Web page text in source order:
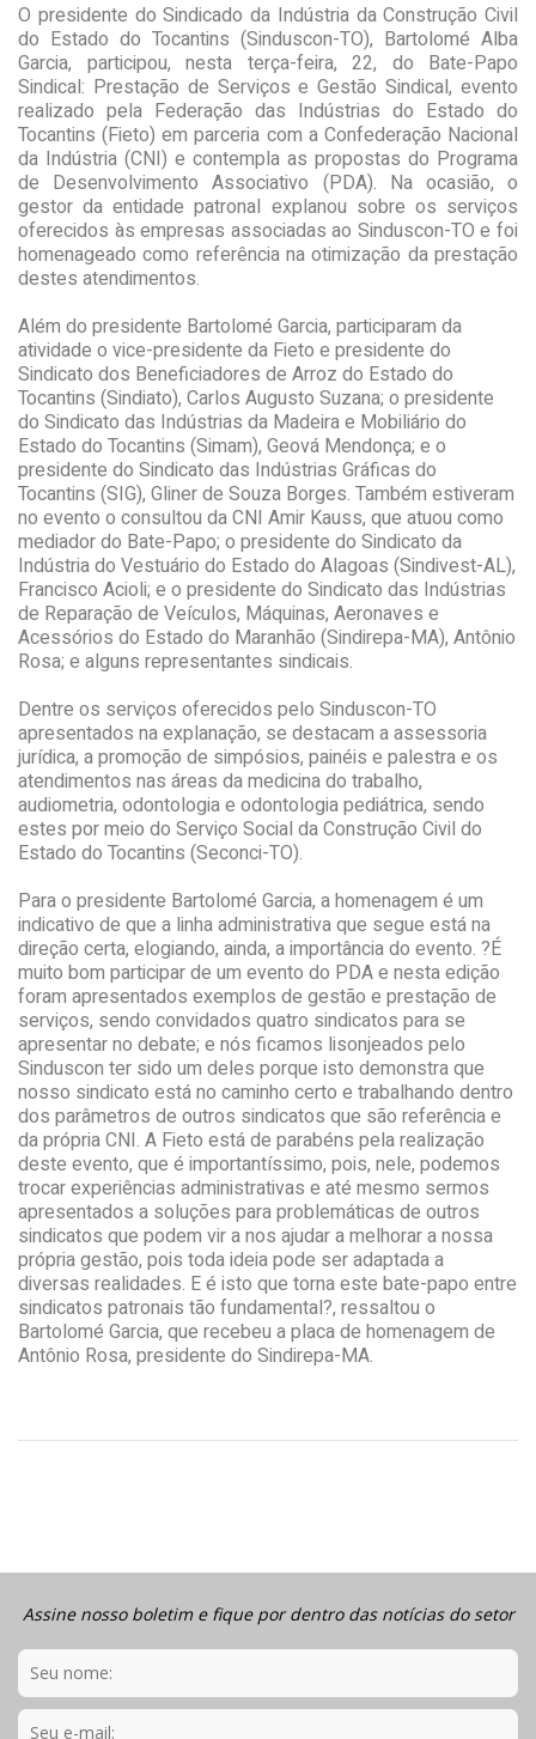
O presidente do Sindicado da Indústria da Construção Civil
do Estado do Tocantins (Sinduscon-TO), Bartolomé Alba
Garcia, participou, nesta terça-feira, 22, do Bate-Papo
Sindical: Prestação de Serviços e Gestão Sindical, evento
realizado pela Federação das Indústrias do Estado do
Tocantins (Fieto) em parceria com a Confederação Nacional
da Indústria (CNI) e contempla as propostas do Programa
de Desenvolvimento Associativo (PDA). Na ocasião, o
gestor da entidade patronal explanou sobre os serviços
oferecidos às empresas associadas ao Sinduscon-TO e foi
homenageado como referência na otimização da prestação
destes atendimentos.
Além do presidente Bartolomé Garcia, participaram da
atividade o vice-presidente da Fieto e presidente do
Sindicato dos Beneficiadores de Arroz do Estado do
Tocantins (Sindiato), Carlos Augusto Suzana; o presidente
do Sindicato das Indústrias da Madeira e Mobiliário do
Estado do Tocantins (Simam), Geová Mendonça; e o
presidente do Sindicato das Indústrias Gráficas do
Tocantins (SIG), Gliner de Souza Borges. Também estiveram
no evento o consultou da CNI Amir Kauss, que atuou como
mediador do Bate-Papo; o presidente do Sindicato da
Indústria do Vestuário do Estado do Alagoas (Sindivest-AL),
Francisco Acioli; e o presidente do Sindicato das Indústrias
de Reparação de Veículos, Máquinas, Aeronaves e
Acessórios do Estado do Maranhão (Sindirepa-MA), Antônio
Rosa; e alguns representantes sindicais.
Dentre os serviços oferecidos pelo Sinduscon-TO
apresentados na explanação, se destacam a assessoria
jurídica, a promoção de simpósios, painéis e palestra e os
atendimentos nas áreas da medicina do trabalho,
audiometria, odontologia e odontologia pediátrica, sendo
estes por meio do Serviço Social da Construção Civil do
Estado do Tocantins (Seconci-TO).
Para o presidente Bartolomé Garcia, a homenagem é um
indicativo de que a linha administrativa que segue está na
direção certa, elogiando, ainda, a importância do evento. ?É
muito bom participar de um evento do PDA e nesta edição
foram apresentados exemplos de gestão e prestação de
serviços, sendo convidados quatro sindicatos para se
apresentar no debate; e nós ficamos lisonjeados pelo
Sinduscon ter sido um deles porque isto demonstra que
nosso sindicato está no caminho certo e trabalhando dentro
dos parâmetros de outros sindicatos que são referência e
da própria CNI. A Fieto está de parabéns pela realização
deste evento, que é importantíssimo, pois, nele, podemos
trocar experiências administrativas e até mesmo sermos
apresentados a soluções para problemáticas de outros
sindicatos que podem vir a nos ajudar a melhorar a nossa
própria gestão, pois toda ideia pode ser adaptada a
diversas realidades. E é isto que torna este bate-papo entre
sindicatos patronais tão fundamental?, ressaltou o
Bartolomé Garcia, que recebeu a placa de homenagem de
Antônio Rosa, presidente do Sindirepa-MA.
Assine nosso boletim e fique por dentro das notícias do setor